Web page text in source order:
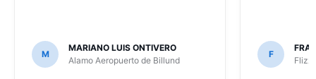
M
MARIANO LUIS ONTIVERO
Alamo Aeropuerto de Billund
F